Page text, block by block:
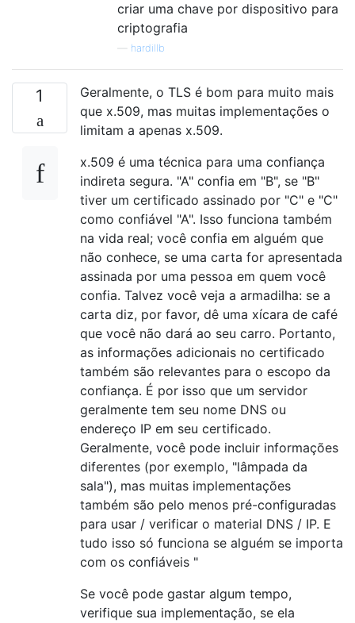
criar uma chave por dispositivo para
criptografia
hardillb
1
Geralmente, o TLS é bom para muito mais
que x.509, mas muitas implementações o
limitam a apenas x.509.
x.509 é uma técnica para uma confiança
indireta segura. "A" confia em "B", se "B"
tiver um certificado assinado por "C" e "C"
como confiável "A". Isso funciona também
na vida real; você confia em alguém que
não conhece, se uma carta for apresentada
assinada por uma pessoa em quem você
confia. Talvez você veja a armadilha: se a
carta diz, por favor, dê uma xícara de café
que você não dará ao seu carro. Portanto,
as informações adicionais no certificado
também são relevantes para o escopo da
confiança. É por isso que um servidor
geralmente tem seu nome DNS ou
endereço IP em seu certificado.
Geralmente, você pode incluir informações
diferentes (por exemplo, "lâmpada da
sala"), mas muitas implementações
também são pelo menos pré-configuradas
para usar / verificar o material DNS / IP. E
tudo isso só funciona se alguém se importa
com os confiáveis ​​"
Se você pode gastar algum tempo,
verifique sua implementação, se ela